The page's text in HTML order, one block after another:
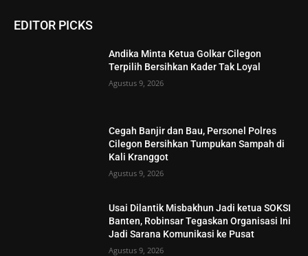
EDITOR PICKS
Andika Minta Ketua Golkar Cilegon
Terpilih Bersihkan Kader Tak Loyal
Agustus 9, 2026
Cegah Banjir dan Bau, Personel Polres
Cilegon Bersihkan Tumpukan Sampah di
Kali Kranggot
Agustus 9, 2026
Usai Dilantik Misbakhun Jadi ketua SOKSI
Banten, Robinsar Tegaskan Organisasi Ini
Jadi Sarana Komunikasi ke Pusat
Agustus 9, 2026